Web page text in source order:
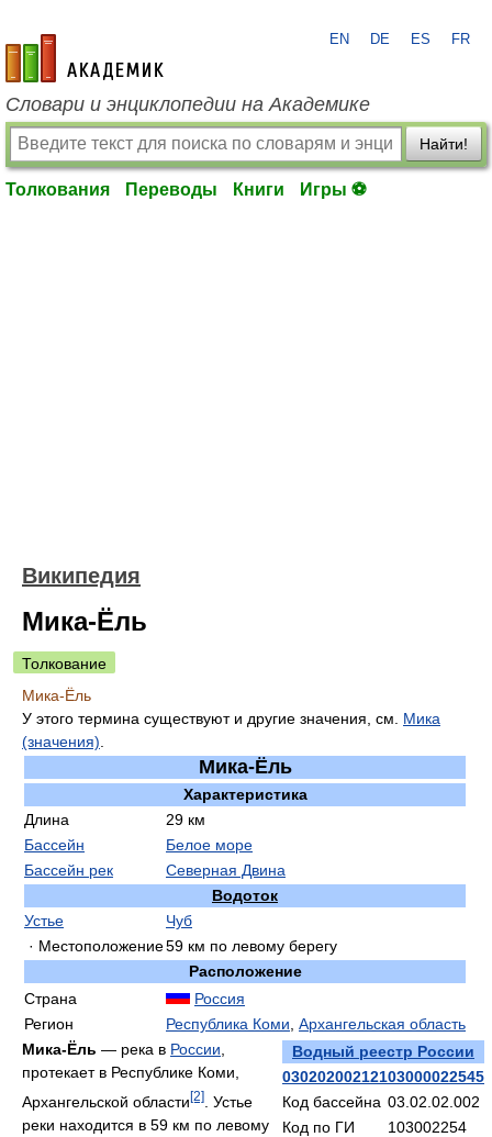
academic.ru
EN DE ES FR
Словари и энциклопедии на Академике
Найти!
Толкования Переводы Книги Игры ⚽
Википедия
Мика-Ёль
Толкование
Мика-Ёль
У этого термина существуют и другие значения, см. Мика
(значения)
Мика-Ёль
Характеристика
Длина
29 км
Бассейн
Белое море
Бассейн рек
Северная Двина
Водоток
Устье
Чуб
· Местоположение59 км по левому берегу
Расположение
Страна
Россия
Регион
Республика Коми Архангельская область
Водный реестр России
03020200212103000022545
Код бассейна 03.02.02.002
Код по ГИ
103002254
Мика-Ёль — река в России
протекает в Республике Коми,
Архангельской области[2]
. Устье
реки находится в 59 км по левому